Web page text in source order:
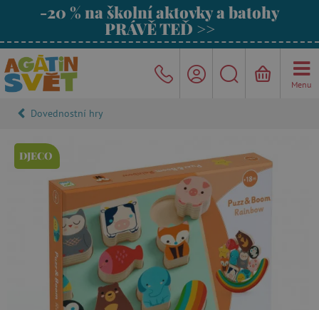
-20 % na školní aktovky a batohy
PRÁVĚ TEĎ >>
Menu
Dovednostní hry
DJECO